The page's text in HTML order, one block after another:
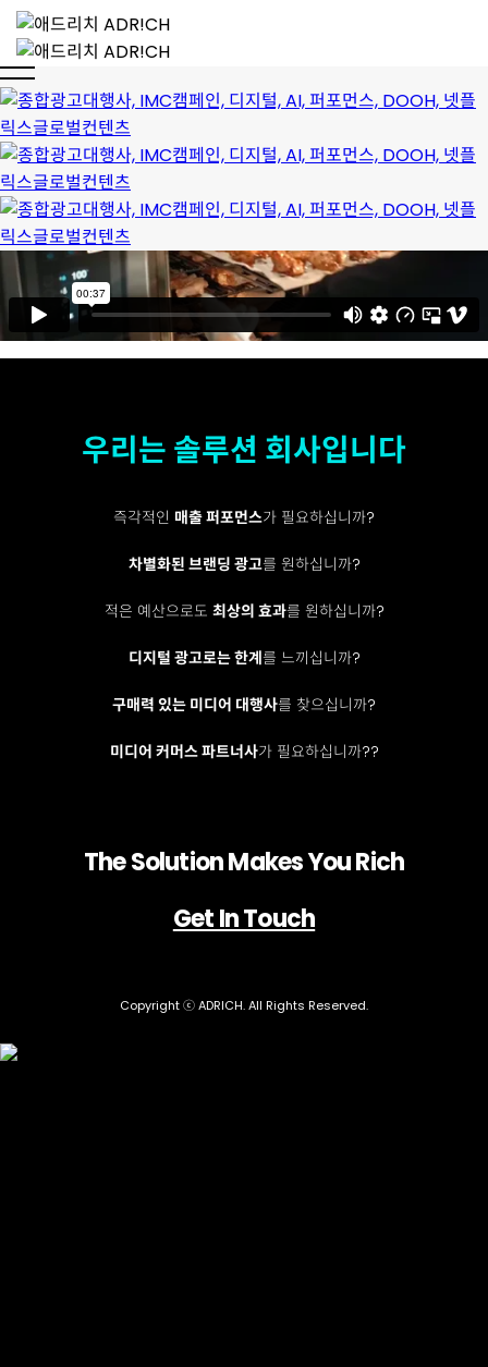
우리는 솔루션 회사입니다
즉각적인 매출 퍼포먼스가 필요하십니까?
차별화된 브랜딩 광고를 원하십니까?
적은 예산으로도 최상의 효과를 원하십니까?
디지털 광고로는 한계를 느끼십니까?
구매력 있는 미디어 대행사를 찾으십니까?
미디어 커머스 파트너사가 필요하십니까??
The Solution Makes You Rich
Get In Touch
Copyright ⓒ ADRICH. All Rights Reserved.